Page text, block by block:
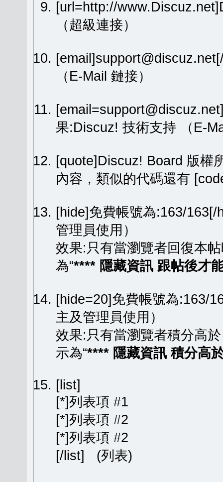
[url=http://
（超級連接）
（E-Mail 鏈接）
果:Discuz! 技術支持 （E-
[quote]Discuz! Board 版
內容，類似的代碼還有
[hide]免費帳號為:163/
管理員使用）
效果:只有當瀏覽者回復本
為“**** 隱藏資訊 跟帖後才
[hide=20]免費帳號為:163/
主及管理員使用）
效果:只有當瀏覽者積分高
示為“**** 隱藏資訊 積分高
[list]
[*]列表項 #1
[*]列表項 #2
[*]列表項 #2
[/list] (列表)